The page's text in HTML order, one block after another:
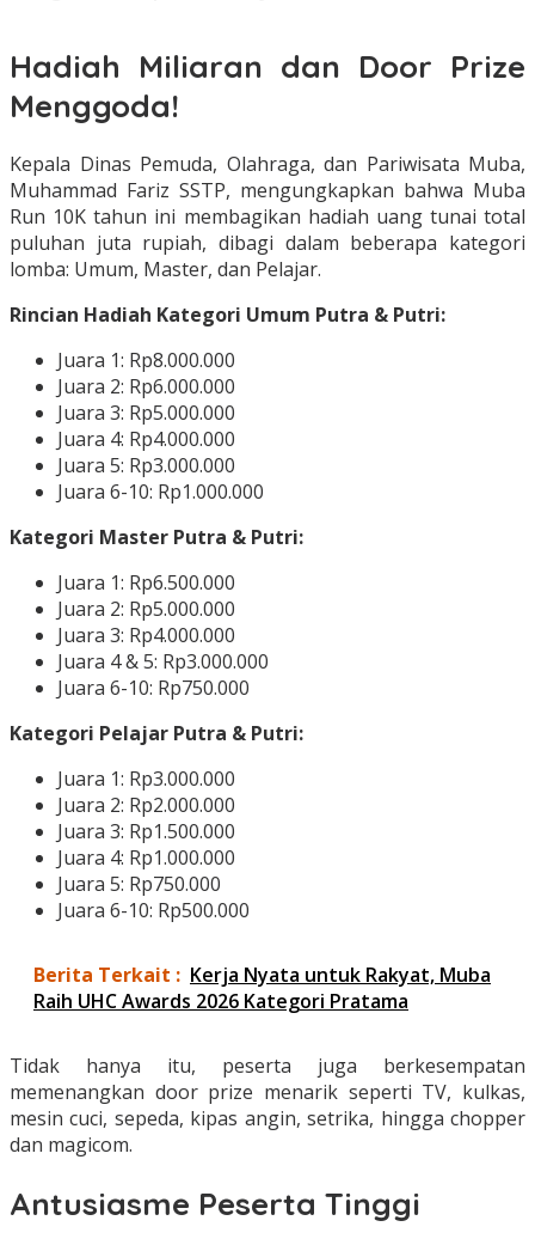
Hadiah Miliaran dan Door Prize
Menggoda!
Kepala Dinas Pemuda, Olahraga, dan Pariwisata Muba,
Muhammad Fariz SSTP, mengungkapkan bahwa Muba
Run 10K tahun ini membagikan hadiah uang tunai total
puluhan juta rupiah, dibagi dalam beberapa kategori
lomba: Umum, Master, dan Pelajar.
Rincian Hadiah Kategori Umum Putra & Putri:
Juara 1: Rp8.000.000
Juara 2: Rp6.000.000
Juara 3: Rp5.000.000
Juara 4: Rp4.000.000
Juara 5: Rp3.000.000
Juara 6-10: Rp1.000.000
Kategori Master Putra & Putri:
Juara 1: Rp6.500.000
Juara 2: Rp5.000.000
Juara 3: Rp4.000.000
Juara 4 & 5: Rp3.000.000
Juara 6-10: Rp750.000
Kategori Pelajar Putra & Putri:
Juara 1: Rp3.000.000
Juara 2: Rp2.000.000
Juara 3: Rp1.500.000
Juara 4: Rp1.000.000
Juara 5: Rp750.000
Juara 6-10: Rp500.000
Berita Terkait : Kerja Nyata untuk Rakyat, Muba
Raih UHC Awards 2026 Kategori Pratama
Tidak hanya itu, peserta juga berkesempatan
memenangkan door prize menarik seperti TV, kulkas,
mesin cuci, sepeda, kipas angin, setrika, hingga chopper
dan magicom.
Antusiasme Peserta Tinggi